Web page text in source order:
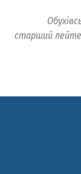
старший